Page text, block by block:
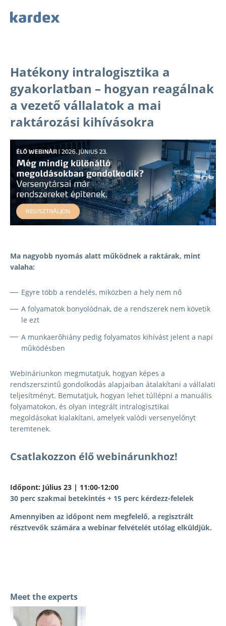
Hatékony intralogisztika a
gyakorlatban – hogyan reagálnak
a vezető vállalatok a mai
raktározási kihívásokra
Ma nagyobb nyomás alatt működnek a raktárak, mint
valaha:
Egyre több a rendelés, miközben a hely nem nő
A folyamatok bonyolódnak, de a rendszerek nem követik
le ezt
A munkaerőhiány pedig folyamatos kihívást jelent a napi
működésben
Webináriunkon megmutatjuk, hogyan képes a
rendszerszintű gondolkodás alapjaiban átalakítani a vállalati
teljesítményt. Bemutatjuk, hogyan lehet túllépni a manuális
folyamatokon, és olyan integrált intralogisztikai
megoldásokat kialakítani, amelyek valódi versenyelőnyt
teremtenek.
Csatlakozzon élő webinárunkhoz!
Időpont: Július 23 | 11:00-12:00
30 perc szakmai betekintés + 15 perc kérdezz-felelek
Amennyiben az időpont nem megfelelő, a regisztrált
résztvevők számára a webinar felvételét utólag elküldjük.
Meet the experts